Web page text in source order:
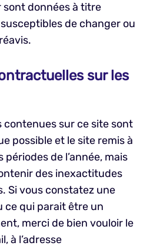
données à titre
de changer ou
sur les
contenues sur ce site sont
possible et le site remis à
de l’année, mais
des inexactitudes
Si vous constatez une
ce qui parait être un
merci de bien vouloir le
à l’adresse